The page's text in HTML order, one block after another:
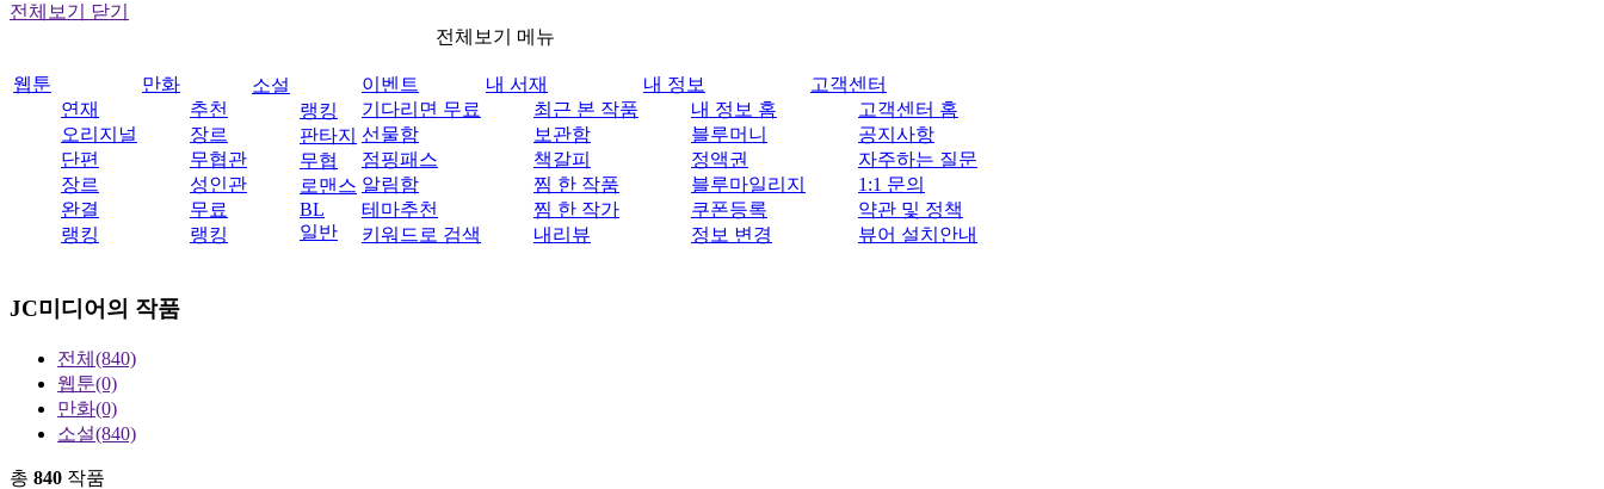
전체보기 닫기
전체보기 메뉴
웹툰
연재
오리지널
단편
장르
완결
랭킹
만화
추천
장르
무협관
성인관
무료
랭킹
소설
랭킹
판타지
무협
로맨스
BL
일반
이벤트
기다리면 무료
선물함
점핑패스
알림함
테마추천
키워드로 검색
내 서재
최근 본 작품
보관함
책갈피
찜 한 작품
찜 한 작가
내리뷰
내 정보
내 정보 홈
블루머니
정액권
블루마일리지
쿠폰등록
정보 변경
고객센터
고객센터 홈
공지사항
자주하는 질문
1:1 문의
약관 및 정책
뷰어 설치안내
JC미디어 의 작품
전체 (840)
웹툰(0)
만화(0)
소설(840)
총 840 작품